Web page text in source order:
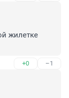
жилетке
+0 –1